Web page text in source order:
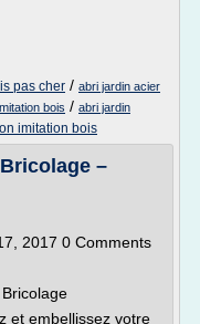
pas cher / abri jardin acier
bois / abri jardin
imitation bois
–
2017 0 Comments
et embellissez votre